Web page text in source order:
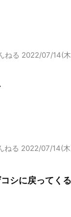
ねる 2022/07/14(
ねる 2022/07/14(
シに戻ってくる